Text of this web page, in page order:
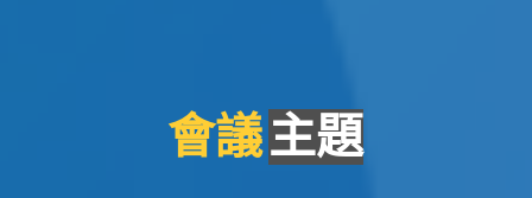
會議主題